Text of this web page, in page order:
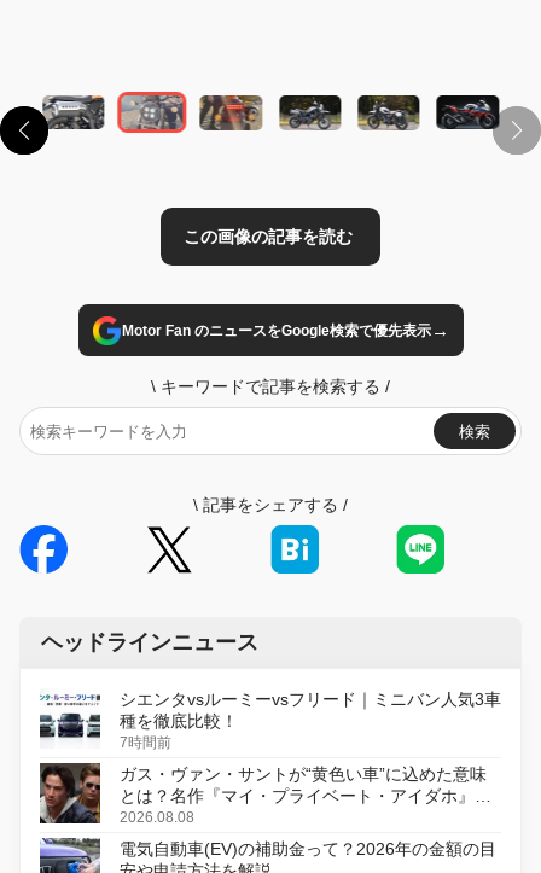
Motor Fan のニュースをGoogle検索で優先表示→
\ キーワードで記事を検索する /
検索
\ 記事をシェアする /
ヘッドラインニュース
シエンタvsルーミーvsフリード｜ミニバン人気3車
種を徹底比較！
7時間前
ガス・ヴァン・サントが“黄色い車”に込めた意味
とは？名作『マイ・プライベート・アイダホ』が
初のデジタルリマスター版で復活
2026.08.08
電気自動車(EV)の補助金って？2026年の金額の目